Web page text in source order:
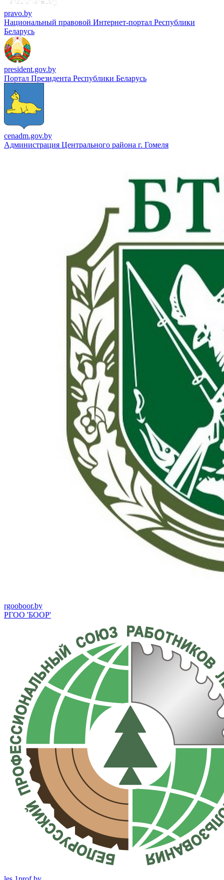
pravo.by
Национальный правовой Интернет-портал Республики
Беларусь
president.gov.by
Портал Президента Республики Беларусь
cenadm.gov.by
Администрация Центрального района г. Гомеля
rgooboor.by
РГОО 'БООР'